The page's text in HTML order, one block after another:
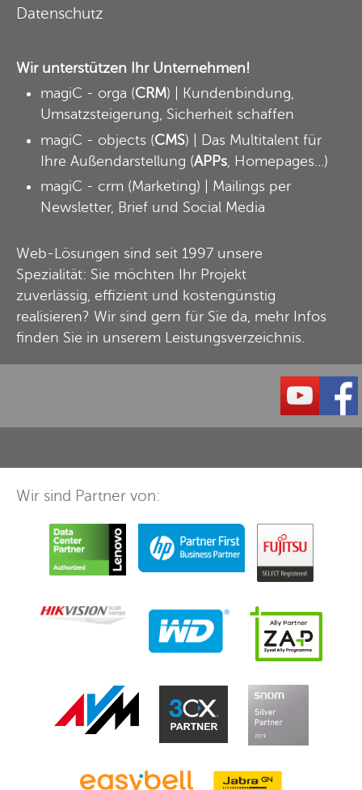
Datenschutz
Wir unterstützen Ihr Unternehmen!
magiC - orga (CRM) | Kundenbindung,
Umsatzsteigerung, Sicherheit schaffen
magiC - objects (CMS) | Das Multitalent für
Ihre Außendarstellung (APPs , Homepages...)
magiC - crm (Marketing) | Mailings per
Newsletter, Brief und Social Media
Web-Lösungen sind seit 1997 unsere
Spezialität: Sie möchten Ihr Projekt
zuverlässig, effizient und kostengünstig
realisieren? Wir sind gern für Sie da, mehr Infos
finden Sie in unserem Leistungsverzeichnis.
Wir sind Partner von: